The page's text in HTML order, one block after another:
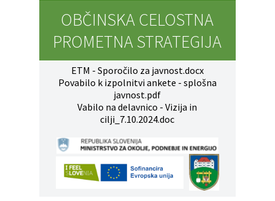
OBČINSKA CELOSTNA
PROMETNA STRATEGIJA
ETM - Sporočilo za javnost.docx
Povabilo k izpolnitvi ankete - splošna
javnost.pdf
Vabilo na delavnico - Vizija in
cilji_7.10.2024.doc